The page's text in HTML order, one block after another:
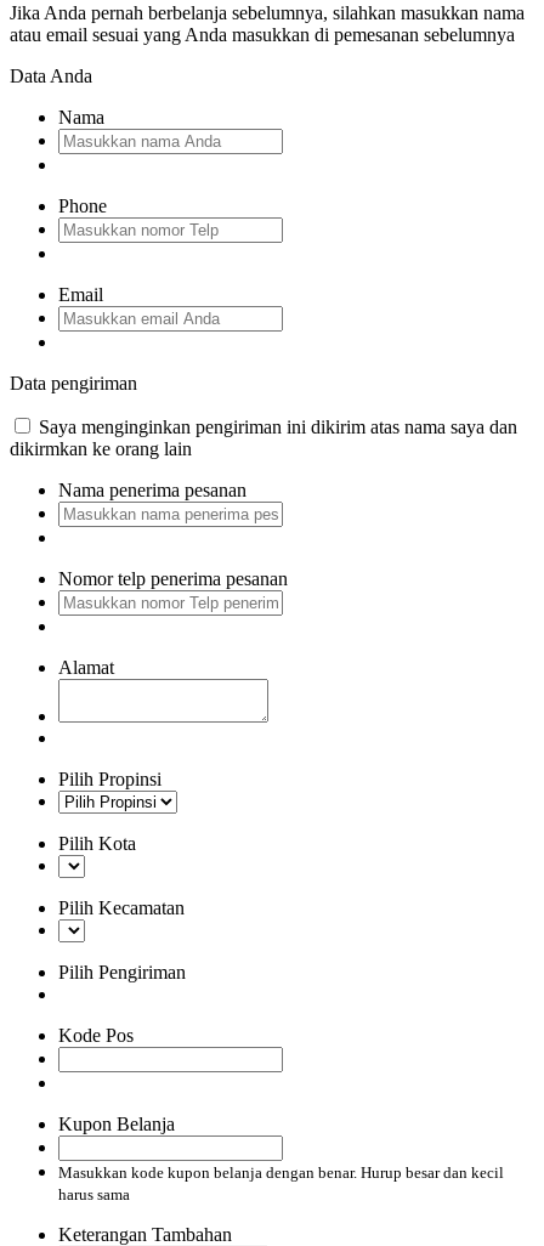
Jika Anda pernah berbelanja sebelumnya, silahkan masukkan nama
atau email sesuai yang Anda masukkan di pemesanan sebelumnya
Data Anda
Nama
Phone
Email
Data pengiriman
Saya menginginkan pengiriman ini dikirim atas nama saya dan
dikirmkan ke orang lain
Nama penerima pesanan
Nomor telp penerima pesanan
Alamat
Pilih Propinsi
Pilih Kota
Pilih Kecamatan
Pilih Pengiriman
Kode Pos
Kupon Belanja
Masukkan kode kupon belanja dengan benar. Hurup besar dan kecil
harus sama
Keterangan Tambahan